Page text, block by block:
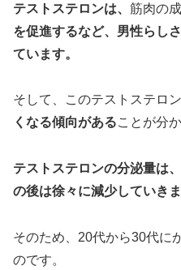
テストステロンは、 筋肉の
を促進するなど、男性らし
ています。
そして、このテストステロ
くなる傾向があることが分
テストステロンの分泌量は、
の後は徐々に減少していきま
そのため、20代から30代に
のです。